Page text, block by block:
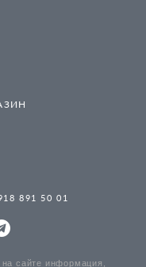
891 50 01
сайте информация,